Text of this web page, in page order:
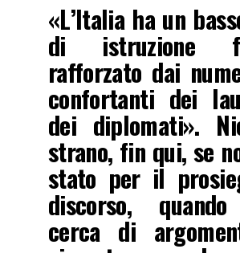
«L’Italia ha un
di istruzione
rafforzato dai
confortanti dei
dei diplomati».
strano, fin qui, se
stato per il
discorso,
cerca di